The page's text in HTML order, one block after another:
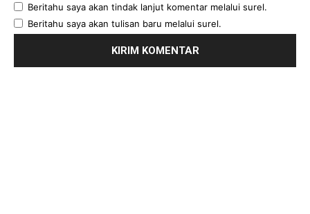
Beritahu saya akan tindak lanjut komentar melalui surel.
Beritahu saya akan tulisan baru melalui surel.